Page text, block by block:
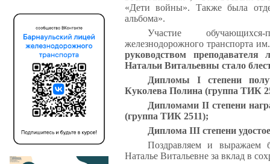
«Дети войны». Также была
альбома».
Участие обучающихся-
железнодорожного транспорта
руководством
Натальи Витальевны стало
Дипломы I степени
Куколева Полина (группа ТИК
Дипломами IIстепени
(группа ТИК 2511);
Диплома IIIстепени
Поздравляем и выражаем
Наталье Витальевне за вклад в